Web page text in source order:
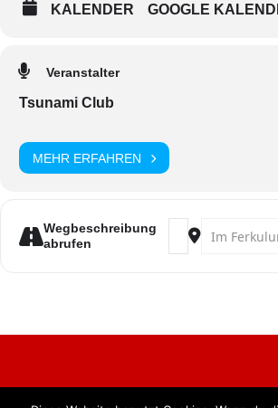
KALENDER GOOGLE
Veranstalter
Tsunami Club
MEHR ERFAHREN
Wegbeschreibung
abrufen
Address -